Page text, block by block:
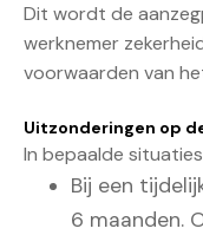
Dit wordt de
werknemer
voorwaarden van
Uitzonderingen op
In bepaalde
Bij een
6 maanden.